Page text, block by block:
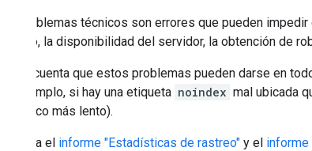
Los problemas técnicos son errores que pueden
ejemplo, la disponibilidad del servidor, la obtención de
Ten en cuenta que estos problemas pueden darse en
(por ejemplo, si hay una etiqueta noindex mal ubicada
del tráfico más lento).
Consulta el informe "Estadísticas de rastreo" y el informe